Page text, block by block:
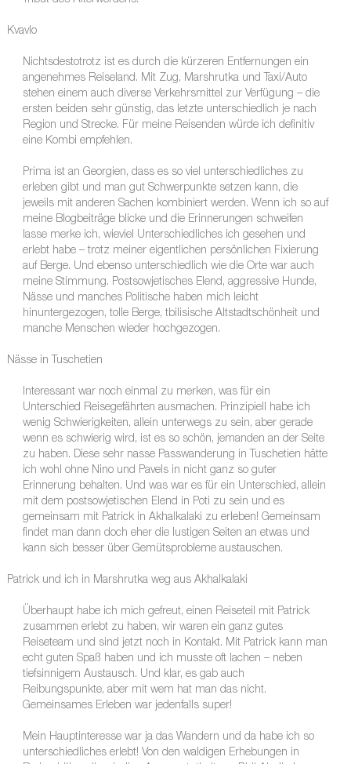
Kvavlo
Nichtsdestotrotz ist es durch die kürzeren Entfernungen ein
angenehmes Reiseland. Mit Zug, Marshrutka und Taxi/Auto
stehen einem auch diverse Verkehrsmittel zur Verfügung – die
ersten beiden sehr günstig, das letzte unterschiedlich je nach
Region und Strecke. Für meine Reisenden würde ich definitiv
eine Kombi empfehlen.
Prima ist an Georgien, dass es so viel unterschiedliches zu
erleben gibt und man gut Schwerpunkte setzen kann, die
jeweils mit anderen Sachen kombiniert werden. Wenn ich so auf
meine Blogbeiträge blicke und die Erinnerungen schweifen
lasse merke ich, wieviel Unterschiedliches ich gesehen und
erlebt habe – trotz meiner eigentlichen persönlichen Fixierung
auf Berge. Und ebenso unterschiedlich wie die Orte war auch
meine Stimmung. Postsowjetisches Elend, aggressive Hunde,
Nässe und manches Politische haben mich leicht
hinuntergezogen, tolle Berge, tbilisische Altstadtschönheit und
manche Menschen wieder hochgezogen.
Nässe in Tuschetien
Interessant war noch einmal zu merken, was für ein
Unterschied Reisegefährten ausmachen. Prinzipiell habe ich
wenig Schwierigkeiten, allein unterwegs zu sein, aber gerade
wenn es schwierig wird, ist es so schön, jemanden an der Seite
zu haben. Diese sehr nasse Passwanderung in Tuschetien hätte
ich wohl ohne Nino und Pavels in nicht ganz so guter
Erinnerung behalten. Und was war es für ein Unterschied, allein
mit dem postsowjetischen Elend in Poti zu sein und es
gemeinsam mit Patrick in Akhalkalaki zu erleben! Gemeinsam
findet man dann doch eher die lustigen Seiten an etwas und
kann sich besser über Gemütsprobleme austauschen.
Patrick und ich in Marshrutka weg aus Akhalkalaki
Überhaupt habe ich mich gefreut, einen Reiseteil mit Patrick
zusammen erlebt zu haben, wir waren ein ganz gutes
Reiseteam und sind jetzt noch in Kontakt. Mit Patrick kann man
echt guten Spaß haben und ich musste oft lachen – neben
tiefsinnigem Austausch. Und klar, es gab auch
Reibungspunkte, aber mit wem hat man das nicht.
Gemeinsames Erleben war jedenfalls super!
Mein Hauptinteresse war ja das Wandern und da habe ich so
unterschiedliches erlebt! Von den waldigen Erhebungen in